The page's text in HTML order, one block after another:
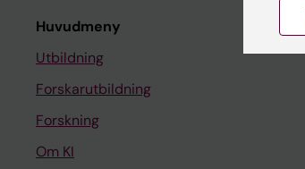
Huvudmeny
Utbildning
Forskarutbildning
Forskning
Om KI